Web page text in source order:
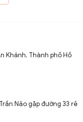
vực nhiệt đới. Ban đầu
từ pin, chúng
bộ của công nghệ
kỷ
mẽ và khả năng
Khánh, Thành phố Hồ
Não gặp đường 33 rẽ